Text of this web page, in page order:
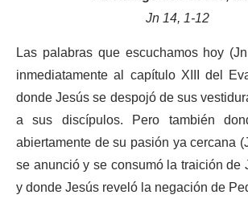
Jn 14, 1-12
Las palabras que escuchamos hoy
inmediatamente al capítulo XIII del
donde Jesús se despojó de sus
a sus discípulos. Pero también
abiertamente de su pasión ya cercana
se anunció y se consumó la traición de
y donde Jesús reveló la negación de